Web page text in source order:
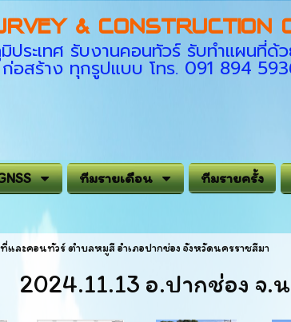
& CONSTRUCTION
ประเทศ รับงานคอนทัวร์ รับทำแผนที่ด้
ก่อสร้าง ทุกรูปแบบ โทร. 091 894
ทีมรายเดือน ทีมรายครั้ง
และคอนทัวร์ ตำบลหมูสี อำเภอปากช่อง จังหวัดนครราชสีมา
2024.11.13 อ.ปากช่อง จ.